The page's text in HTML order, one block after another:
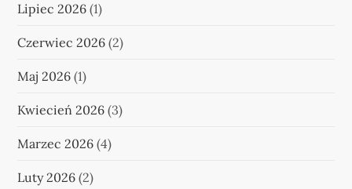
Lipiec 2026 (1)
Czerwiec 2026 (2)
Maj 2026 (1)
Kwiecień 2026 (3)
Marzec 2026 (4)
Luty 2026 (2)